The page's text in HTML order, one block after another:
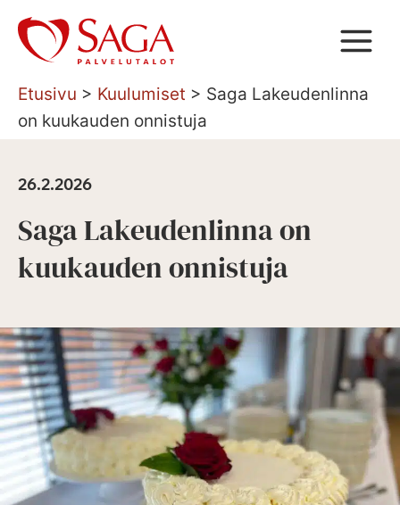
Siirry
sisältöön
Etusivu > Kuulumiset > Saga Lakeudenlinna
on kuukauden onnistuja
26.2.2026
Saga Lakeudenlinna on
kuukauden onnistuja